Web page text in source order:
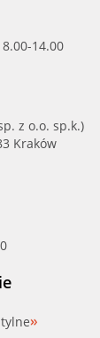
14.00
z o.o. sp.k.)
Kraków